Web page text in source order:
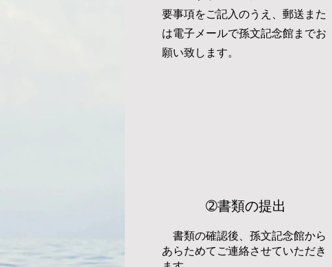
要事項をご記入のうえ、郵送また
は電子メールで孫文記念館までお
願い致します。
​➁書類の提出
書類の確認後、孫文記念館から
あらためてご連絡させていただき